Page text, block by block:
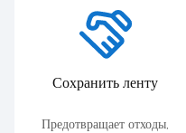
Сохранить ленту
Предотвращает отходы,